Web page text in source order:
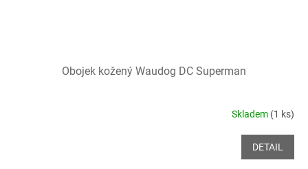
Obojek kožený Waudog DC Superman
Skladem (1 ks)
DETAIL